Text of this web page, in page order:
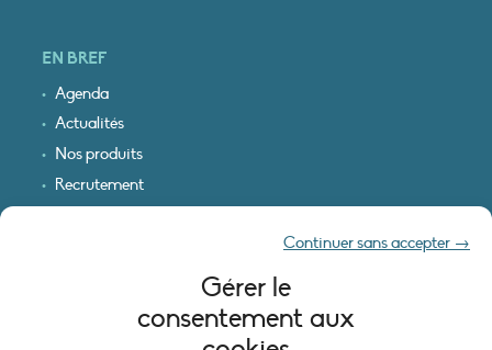
Gérer le
consentement aux
Continuer sans accepter →
EN BREF
Agenda
Actualités
Nos produits
Recrutement
INFORMATIONS LÉGALES
Mentions légales